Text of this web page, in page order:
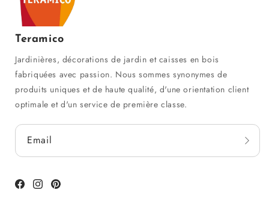
Teramico
Jardinières, décorations de jardin et caisses en bois
fabriquées avec passion. Nous sommes synonymes de
produits uniques et de haute qualité, d'une orientation client
optimale et d'un service de première classe.
Email
Facebook
InstagramPinterest